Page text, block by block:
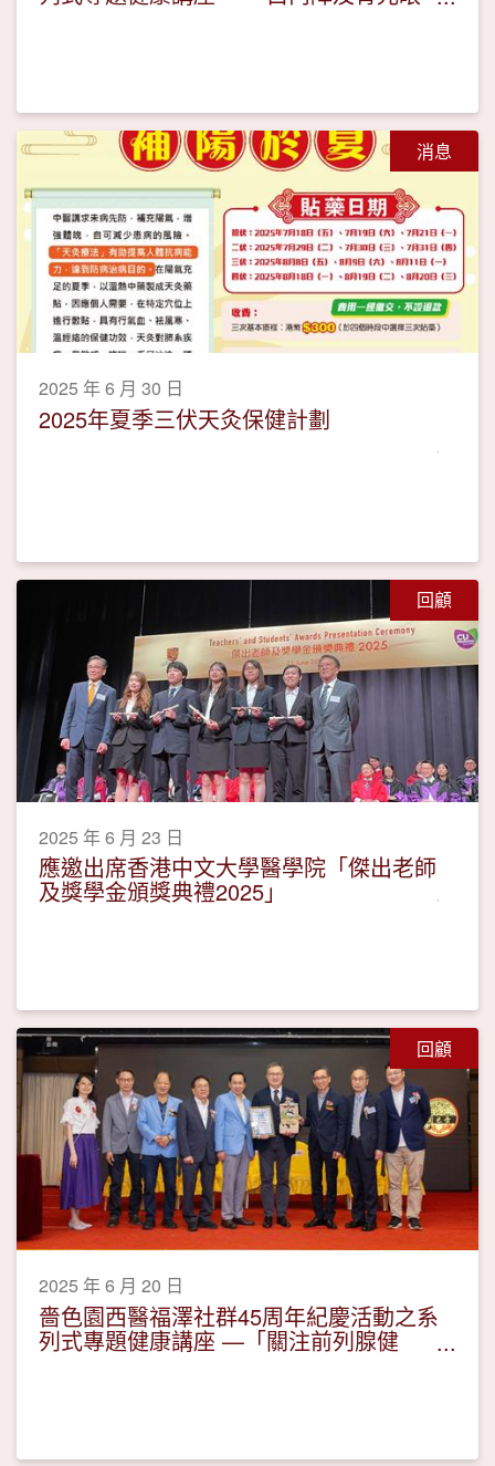
消息
2025 年 6 月 30 日
2025年夏季三伏天灸保健計劃
回顧
2025 年 6 月 23 日
應邀出席香港中文大學醫學院「傑出老師
及獎學金頒獎典禮2025」
回顧
2025 年 6 月 20 日
嗇色園西醫福澤社群45周年紀慶活動之系
列式專題健康講座 —「關注前列腺健